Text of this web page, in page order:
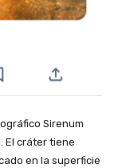
Sirenum
El cráter tiene
en la superficie